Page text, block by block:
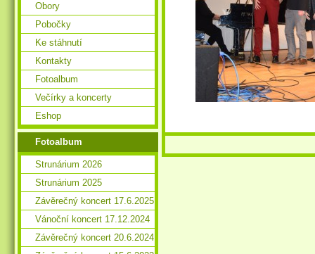
Obory
Pobočky
Ke stáhnutí
Kontakty
Fotoalbum
Večírky a koncerty
Eshop
Fotoalbum
Strunárium 2026
Strunárium 2025
Závěrečný koncert 17.6.2025
Vánoční koncert 17.12.2024
Závěrečný koncert 20.6.2024